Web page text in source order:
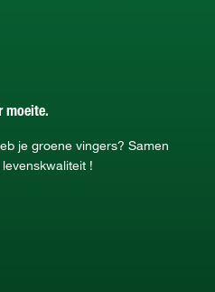
moeite.
je groene vingers? Samen
!